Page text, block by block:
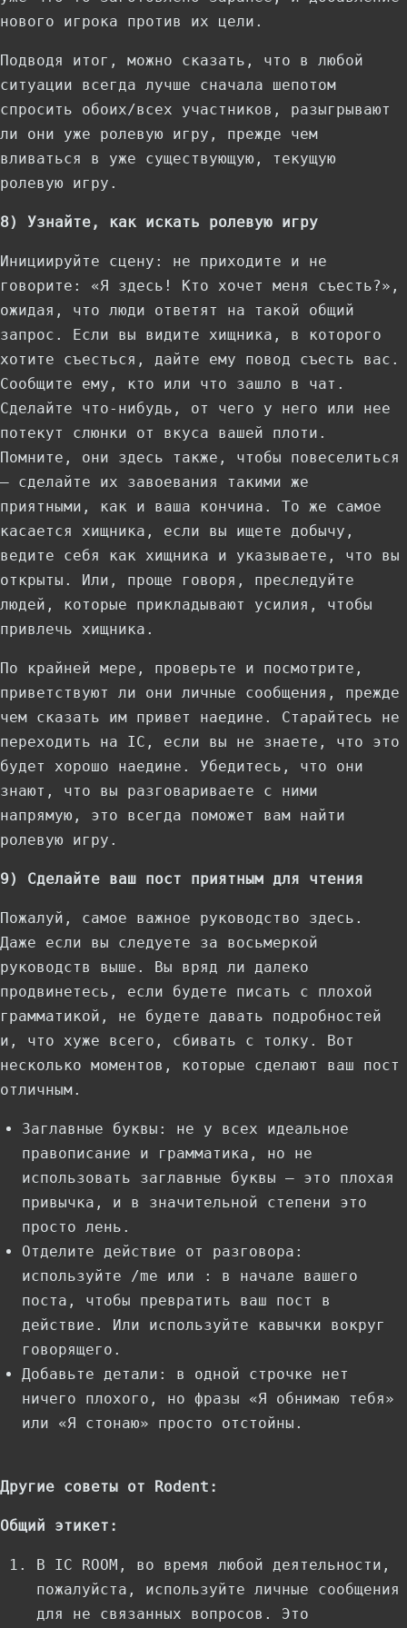
нового игрока против их цели.
Подводя итог, можно сказать, что в любой
ситуации всегда лучше сначала шепотом
спросить обоих/всех участников, разыгрывают
ли они уже ролевую игру, прежде чем
вливаться в уже существующую, текущую
ролевую игру.
8) Узнайте, как искать ролевую игру
Инициируйте сцену: не приходите и не
говорите: «Я здесь! Кто хочет меня съесть?»,
ожидая, что люди ответят на такой общий
запрос. Если вы видите хищника, в которого
хотите съесться, дайте ему повод съесть вас.
Сообщите ему, кто или что зашло в чат.
Сделайте что-нибудь, от чего у него или нее
потекут слюнки от вкуса вашей плоти.
Помните, они здесь также, чтобы повеселиться
— сделайте их завоевания такими же
приятными, как и ваша кончина. То же самое
касается хищника, если вы ищете добычу,
ведите себя как хищника и указываете, что вы
открыты. Или, проще говоря, преследуйте
людей, которые прикладывают усилия, чтобы
привлечь хищника.
По крайней мере, проверьте и посмотрите,
приветствуют ли они личные сообщения, прежде
чем сказать им привет наедине. Старайтесь не
переходить на IC, если вы не знаете, что это
будет хорошо наедине. Убедитесь, что они
знают, что вы разговариваете с ними
напрямую, это всегда поможет вам найти
ролевую игру.
9) Сделайте ваш пост приятным для чтения
Пожалуй, самое важное руководство здесь.
Даже если вы следуете за восьмеркой
руководств выше. Вы вряд ли далеко
продвинетесь, если будете писать с плохой
грамматикой, не будете давать подробностей
и, что хуже всего, сбивать с толку. Вот
несколько моментов, которые сделают ваш пост
отличным.
Заглавные буквы: не у всех идеальное
правописание и грамматика, но не
использовать заглавные буквы — это плохая
привычка, и в значительной степени это
просто лень.
Отделите действие от разговора:
используйте /me или : в начале вашего
поста, чтобы превратить ваш пост в
действие. Или используйте кавычки вокруг
говорящего.
Добавьте детали: в одной строчке нет
ничего плохого, но фразы «Я обнимаю тебя»
или «Я стонаю» просто отстойны.
Другие советы от Rodent:
Общий этикет:
В IC ROOM, во время любой деятельности,
пожалуйста, используйте личные сообщения
для не связанных вопросов. Это